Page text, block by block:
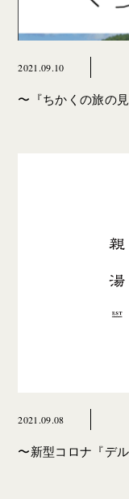
2021.09.10
〜『ちかくの旅の
2021.09.08
〜新型コロナ『デ